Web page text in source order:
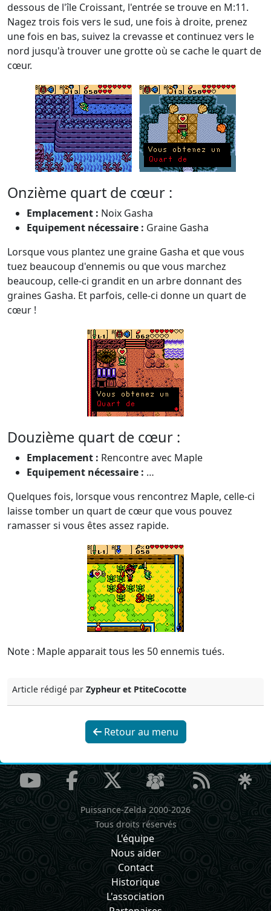
dessous de l'île Croissant, l'entrée se trouve en M:11.
Nagez trois fois vers le sud, une fois à droite, prenez
une fois en bas, suivez la crevasse et continuez vers le
nord jusqu'à trouver une grotte où se cache le quart de
cœur.
Onzième quart de cœur :
Emplacement : Noix Gasha
Equipement nécessaire : Graine Gasha
Lorsque vous plantez une graine Gasha et que vous
tuez beaucoup d'ennemis ou que vous marchez
beaucoup, celle-ci grandit en un arbre donnant des
graines Gasha. Et parfois, celle-ci donne un quart de
cœur !
Douzième quart de cœur :
Emplacement : Rencontre avec Maple
Equipement nécessaire : …
Quelques fois, lorsque vous rencontrez Maple, celle-ci
laisse tomber un quart de cœur que vous pouvez
ramasser si vous êtes assez rapide.
Note : Maple apparait tous les 50 ennemis tués.
Article rédigé par Zypheur et PtiteCocotte
Retour au menu
Puissance-Zelda 2000-2026
Tous droits réservés
L'équipe
Nous aider
Contact
Historique
L'association